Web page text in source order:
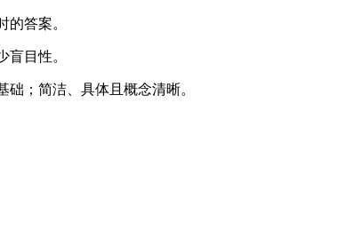
答案。
目性。
；简洁、具体且概念清晰。